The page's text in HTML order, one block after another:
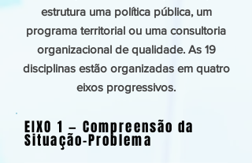
estrutura uma política pública, um
programa territorial ou uma consultoria
organizacional de qualidade. As 19
disciplinas estão organizadas em quatro
eixos progressivos.
EIXO 1 — Compreensão da
Situação-Problema